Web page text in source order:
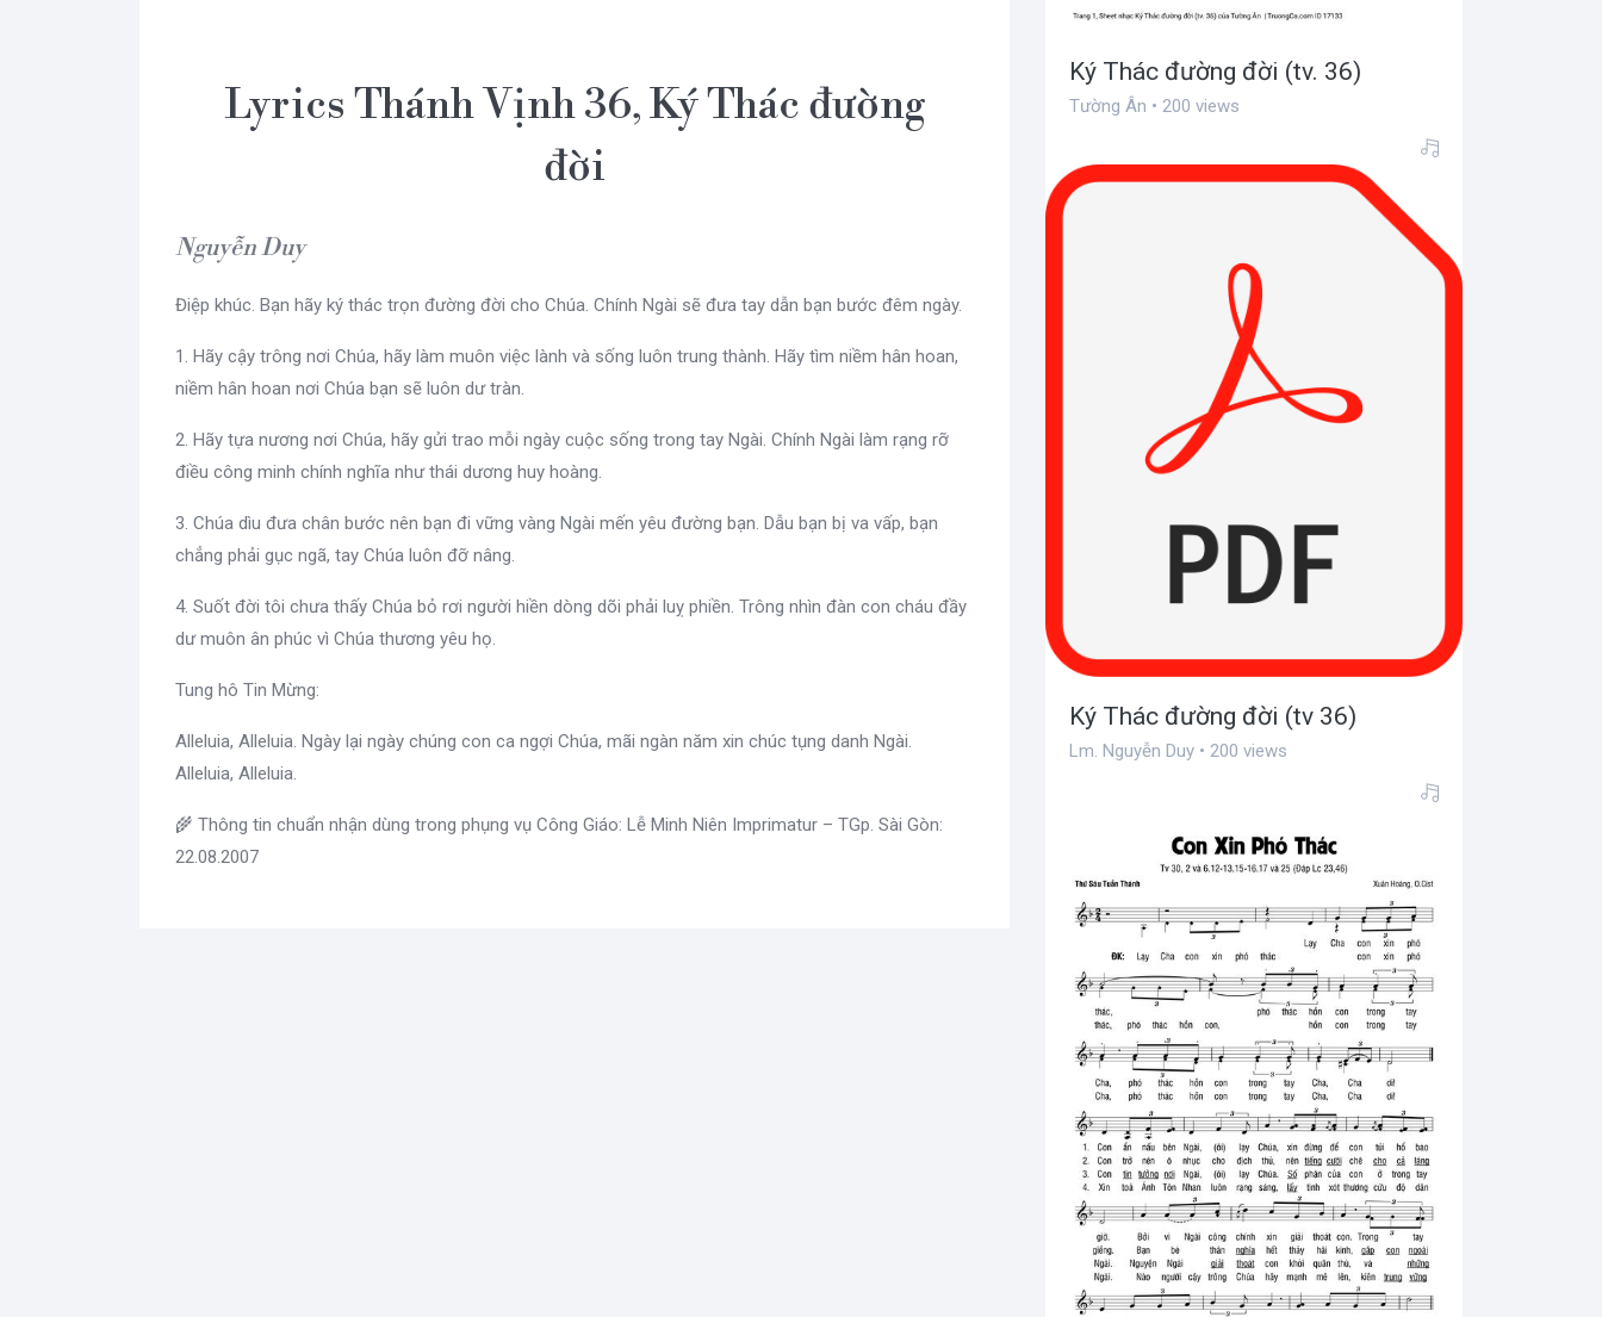
Lyrics Thánh Vịnh 36, Ký Thác đường
đời
Nguyễn Duy
Điệp khúc. Bạn hãy ký thác trọn đường đời cho Chúa. Chính Ngài sẽ đưa tay dẫn bạn bước đêm ngày.
1. Hãy cậy trông nơi Chúa, hãy làm muôn việc lành và sống luôn trung thành. Hãy tìm niềm hân hoan,
niềm hân hoan nơi Chúa bạn sẽ luôn dư tràn.
2. Hãy tựa nương nơi Chúa, hãy gửi trao mỗi ngày cuộc sống trong tay Ngài. Chính Ngài làm rạng rỡ
điều công minh chính nghĩa như thái dương huy hoàng.
3. Chúa dìu đưa chân bước nên bạn đi vững vàng Ngài mến yêu đường bạn. Dẫu bạn bị va vấp, bạn
chẳng phải gục ngã, tay Chúa luôn đỡ nâng.
4. Suốt đời tôi chưa thấy Chúa bỏ rơi người hiền dòng dõi phải luỵ phiền. Trông nhìn đàn con cháu đầy
dư muôn ân phúc vì Chúa thương yêu họ.
Tung hô Tin Mừng:
Alleluia, Alleluia. Ngày lại ngày chúng con ca ngợi Chúa, mãi ngàn năm xin chúc tụng danh Ngài.
Alleluia, Alleluia.
🌾 Thông tin chuẩn nhận dùng trong phụng vụ Công Giáo: Lễ Minh Niên Imprimatur – TGp. Sài Gòn:
22.08.2007
Ký Thác đường đời (tv. 36)
Tường Ân • 200 views
Ký Thác đường đời (tv 36)
Lm. Nguyễn Duy • 200 views